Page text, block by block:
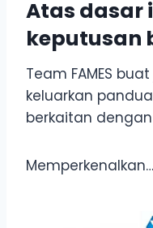
Atas dasar
keputusan
Team FAMES
keluarkan
berkaitan
Memperkenalkan…